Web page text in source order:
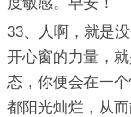
33、人啊，就是
开心窗的力量，
态，你便会在一
都阳光灿烂，从